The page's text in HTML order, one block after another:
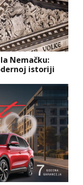
Nemačku:
istoriji